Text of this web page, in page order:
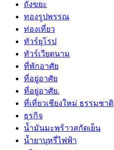
ถังขยะ
ทองรูปพรรณ
ท่องเที่ยว
ทัวร์ยุโรป
ทัวร์เวียดนาม
ที่พักอาศัย
ที่อยู่อาศัย
ที่อยู่อาศัย.
ที่เที่ยวเชียงใหม่ ธรรมชาติ
ธุรกิจ
น้ำมันมะพร้าวสกัดเย็น
น้ำยาบุหรี่ไฟฟ้า